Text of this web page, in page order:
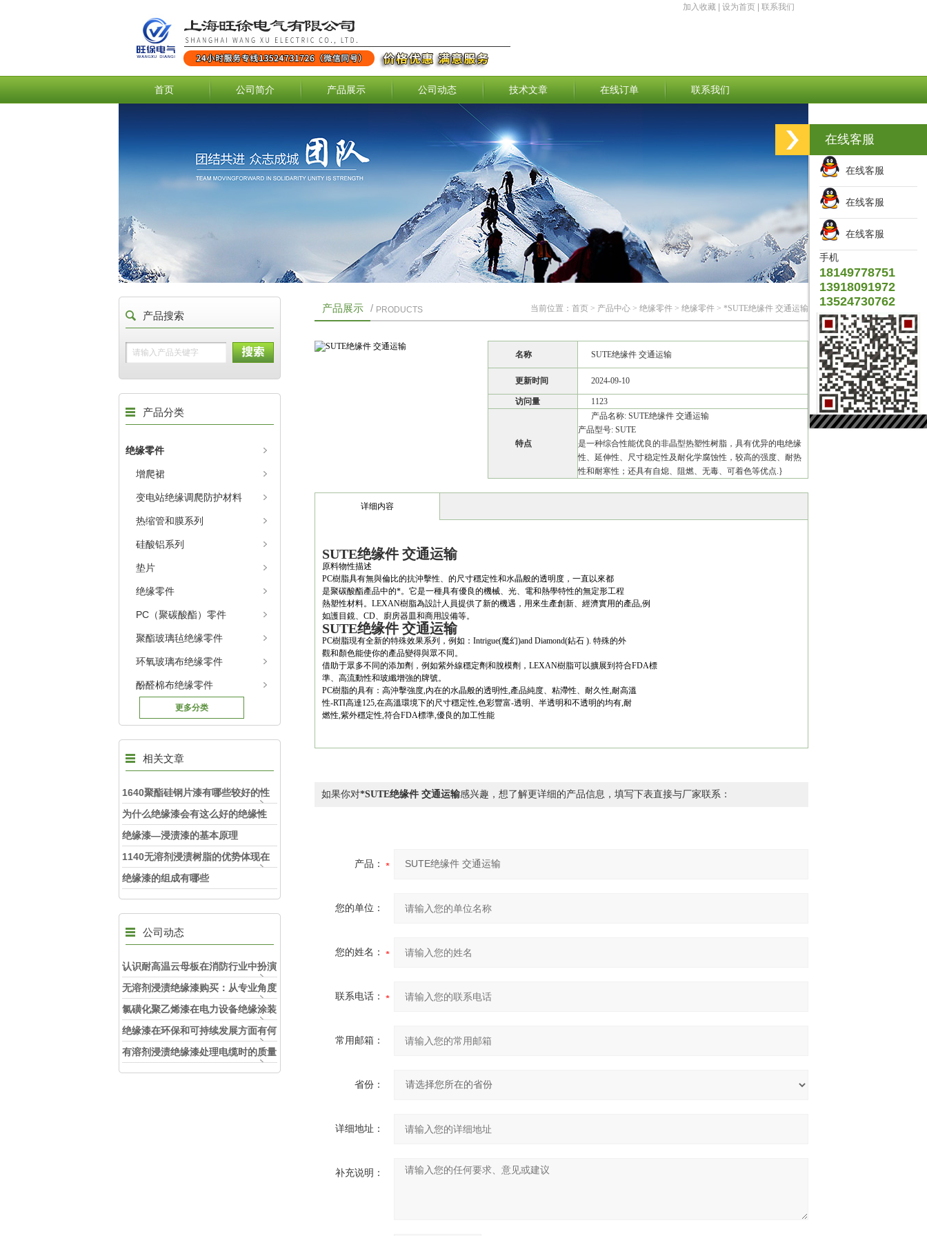
加入收藏 设为首页 联系我们
首页 公司简介 产品展示 公司动态 技术文章 在线订单 联系我们
产品搜索
产品分类
绝缘零件
增爬裙
变电站绝缘调爬防护材料
热缩管和膜系列
硅酸铝系列
垫片
绝缘零件
PC（聚碳酸酯）零件
聚酯玻璃毡绝缘零件
环氧玻璃布绝缘零件
酚醛棉布绝缘零件
更多分类
相关文章
1640聚酯硅钢片漆有哪些较好的性
能
为什么绝缘漆会有这么好的绝缘性
绝缘漆—浸渍漆的基本原理
1140无溶剂浸渍树脂的优势体现在
哪里
绝缘漆的组成有哪些
公司动态
认识耐高温云母板在消防行业中扮演
的角色
无溶剂浸渍绝缘漆购买：从专业角度
看如何选择
氯磺化聚乙烯漆在电力设备绝缘涂装
中的实际应用效果
绝缘漆在环保和可持续发展方面有何
考虑？
有溶剂浸渍绝缘漆处理电缆时的质量
和安全性考虑因素
产品展示 / PRODUCTS 当前位置： 首页 > 产品中心 > 绝缘零件 > 绝缘零件 > *SUTE绝缘件 交通运输
名称 SUTE绝缘件 交通运输
更新时间 2024-09-10
访问量 1123
特点
产品名称: SUTE绝缘件 交通运输
产品型号: SUTE
是一种综合性能优良的非晶型热塑性树脂，具有优异的电绝缘
性、延伸性、尺寸稳定性及耐化学腐蚀性，较高的强度、耐热
性和耐寒性；还具有自熄、阻燃、无毒、可着色等优点.}
详细内容
SUTE绝缘件 交通运输
原料物性描述
PC樹脂具有無與倫比的抗沖擊性、的尺寸穩定性和水晶般的透明度，一直以來都
是聚碳酸酯產品中的*。它是一種具有優良的機械、光、電和熱學特性的無定形工程
熱塑性材料。LEXAN樹脂為設計人員提供了新的機遇，用來生產創新、經濟實用的產品,例
如護目鏡、CD、廚房器皿和商用設備等。
SUTE绝缘件 交通运输
PC樹脂現有全新的特殊效果系列，例如：Intrigue(魔幻)and Diamond(鉆石 ). 特殊的外
觀和顏色能使你的產品變得與眾不同。
借助于眾多不同的添加劑，例如紫外線穩定劑和脫模劑，LEXAN樹脂可以擴展到符合FDA標
準、高流動性和玻纖增強的牌號。
PC樹脂的具有：高沖擊強度,內在的水晶般的透明性,產品純度、粘滯性、耐久性,耐高溫
性-RTI高達125,在高溫環境下的尺寸穩定性,色彩豐富-透明、半透明和不透明的均有,耐
燃性,紫外穩定性,符合FDA標準,優良的加工性能
如果你对*SUTE绝缘件 交通运输感兴趣，想了解更详细的产品信息，填写下表直接与厂家联系：
产品：
您的单位：
您的姓名：
联系电话：
常用邮箱：
省份：
详细地址：
补充说明：
在线客服
在线客服
在线客服
在线客服
手机
18149778751
13918091972
13524730762